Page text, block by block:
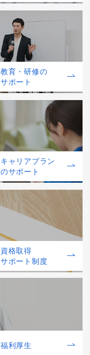
教育・研修の
サポート
キャリアプラン
のサポート
資格取得
サポート制度
福利厚⽣